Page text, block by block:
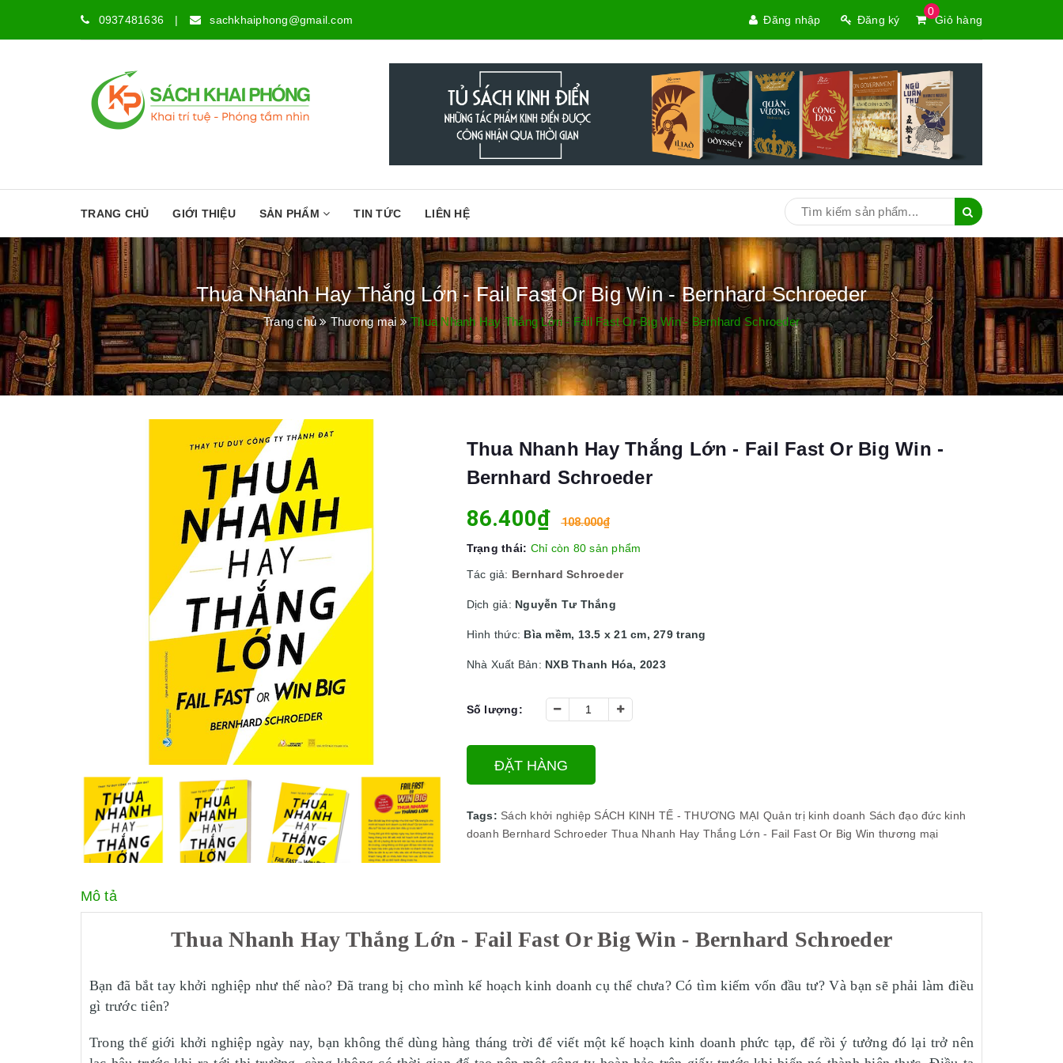
0937481636 | sachkhaiphong@gmail.com
0
Giỏ hàng
Đăng nhập Đăng ký
TRANG CHỦ GIỚI THIỆU SẢN PHẨM TIN TỨC LIÊN HỆ
Thua Nhanh Hay Thắng Lớn - Fail Fast Or Big Win - Bernhard Schroeder
Trang chủ Thương mại Thua Nhanh Hay Thắng Lớn - Fail Fast Or Big Win - Bernhard Schroeder
Thua Nhanh Hay Thắng Lớn - Fail Fast Or Big Win -
Bernhard Schroeder
86.400₫ 108.000₫
Trạng thái: Chỉ còn 80 sản phẩm
Tác giả: Bernhard Schroeder
Dịch giả: Nguyễn Tư Thắng
Hình thức: Bìa mềm, 13.5 x 21 cm, 279 trang
Nhà Xuất Bản: NXB Thanh Hóa, 2023
Số lượng:
ĐẶT HÀNG
Tags: Sách khởi nghiệp SÁCH KINH TẾ - THƯƠNG MẠI Quản trị kinh doanh Sách đạo đức kinh
doanh Bernhard Schroeder Thua Nhanh Hay Thắng Lớn - Fail Fast Or Big Win thương mại
Mô tả
Thua Nhanh Hay Thắng Lớn - Fail Fast Or Big Win - Bernhard Schroeder
Bạn đã bắt tay khởi nghiệp như thế nào? Đã trang bị cho mình kế hoạch kinh doanh cụ thể chưa? Có tìm kiếm vốn đầu tư? Và bạn sẽ phải làm điều
gì trước tiên?
Trong thế giới khởi nghiệp ngày nay, bạn không thể dùng hàng tháng trời để viết một kế hoạch kinh doanh phức tạp, để rồi ý tưởng đó lại trở nên